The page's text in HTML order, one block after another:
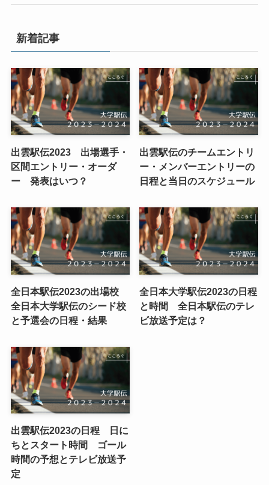
新着記事
出雲駅伝2023 出場選手・
区間エントリー・オーダ
ー 発表はいつ？
出雲駅伝のチームエントリ
ー・メンバーエントリーの
日程と当日のスケジュール
全日本駅伝2023の出場校
全日本大学駅伝のシード校
と予選会の日程・結果
全日本大学駅伝2023の日程
と時間 全日本駅伝のテレ
ビ放送予定は？
出雲駅伝2023の日程 日に
ちとスタート時間 ゴール
時間の予想とテレビ放送予
定